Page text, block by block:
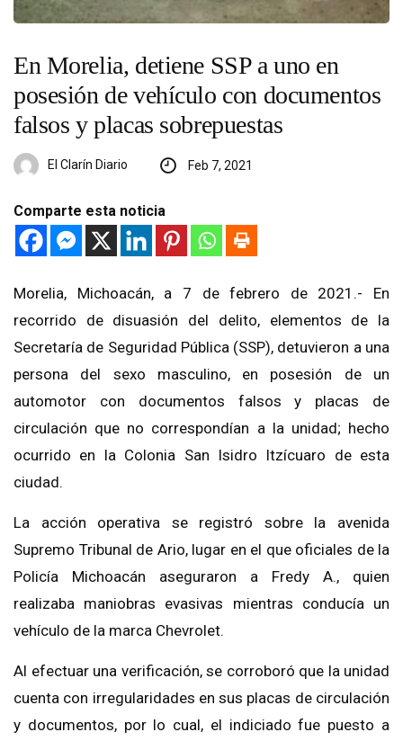
En Morelia, detiene SSP a uno en
posesión de vehículo con documentos
falsos y placas sobrepuestas
El Clarín Diario Feb 7, 2021
Comparte esta noticia
Morelia, Michoacán, a 7 de febrero de 2021.- En
recorrido de disuasión del delito, elementos de la
Secretaría de Seguridad Pública (SSP), detuvieron a una
persona del sexo masculino, en posesión de un
automotor con documentos falsos y placas de
circulación que no correspondían a la unidad; hecho
ocurrido en la Colonia San Isidro Itzícuaro de esta
ciudad.
La acción operativa se registró sobre la avenida
Supremo Tribunal de Ario, lugar en el que oficiales de la
Policía Michoacán aseguraron a Fredy A., quien
realizaba maniobras evasivas mientras conducía un
vehículo de la marca Chevrolet.
Al efectuar una verificación, se corroboró que la unidad
cuenta con irregularidades en sus placas de circulación
y documentos, por lo cual, el indiciado fue puesto a